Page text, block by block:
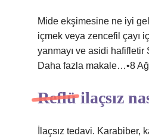
Mide ekşimesine ne iyi
içmek veya zencefil çayı
yanmayı ve asidi hafifletir
Daha fazla makale…•8
Reflü ilaçsız
İlaçsız tedavi. Karabiber,